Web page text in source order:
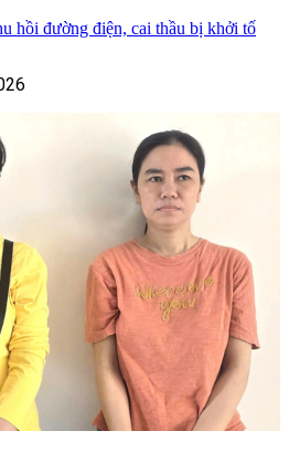
hồi đường điện, cai thầu bị khởi tố